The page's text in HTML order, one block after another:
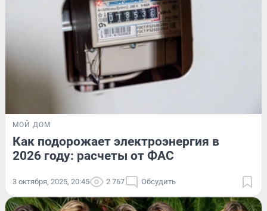
МОЙ ДОМ
Как подорожает электроэнергия в
2026 году: расчеты от ФАС
3 октября, 2025, 20:45 2 767 Обсудить